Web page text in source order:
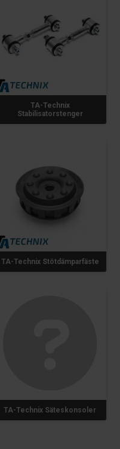
TA-Technix
Stabilisatorstenger
TA-Technix Stötdämparfäste
TA-Technix Säteskonsoler